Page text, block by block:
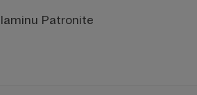
Patronite